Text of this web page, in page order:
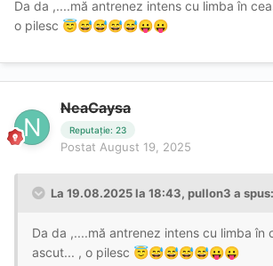
Da da ,....mă antrenez intens cu limba în
o pilesc 😇😅😅😅😅😛😛
NeaCaysa
Reputație: 23
Postat August 19, 2025
La 19.08.2025 la 18:43, pullon3 a spus:
Da da ,....mă antrenez intens cu limba în
ascut... , o pilesc 😇😅😅😅😅😛😛